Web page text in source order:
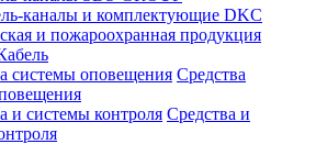
каналы и комплектующие DKC
и пожароохранная продукция
Средства
Средства и